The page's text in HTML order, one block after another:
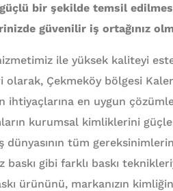
güçlü bir şekilde temsil
güvenilir iş ortağınız
ile yüksek kaliteyi
olarak, Çekmeköy bölgesi
ihtiyaçlarına en uygun
kurumsal kimliklerini
tüm
baskı gibi farklı baskı
ürününü, markanızın